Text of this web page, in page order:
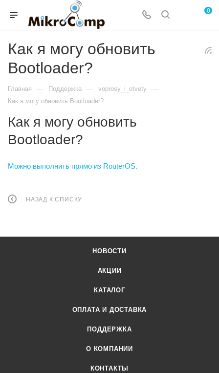
0
Как я могу обновить
Bootloader?
Главная — Поддержка — voprosy_i_otvety —
Как я могу обновить Bootloader?
Как я могу обновить
Bootloader?
Можно выполнить прямо из RouterOS.
НАЗАД К СПИСКУ
НОВОСТИ
АКЦИИ
КАТАЛОГ
ОПЛАТА И ДОСТАВКА
ПОДДЕРЖКА
О КОМПАНИИ
КОНТАКТЫ